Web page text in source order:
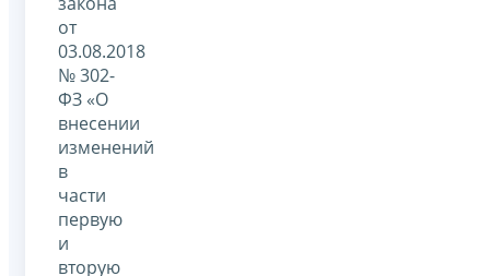
от
03.08.2018
№ 302-
ФЗ «О
внесении
изменений
в
части
первую
и
вторую